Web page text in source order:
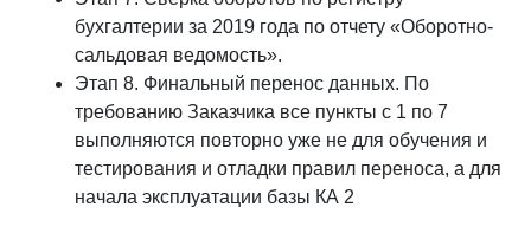
бухгалтерии за 2019 года по отчету «Оборотно-
сальдовая ведомость».
Этап 8. Финальный перенос данных. По
требованию Заказчика все пункты с 1 по 7
выполняются повторно уже не для обучения и
тестирования и отладки правил переноса, а для
начала эксплуатации базы КА 2